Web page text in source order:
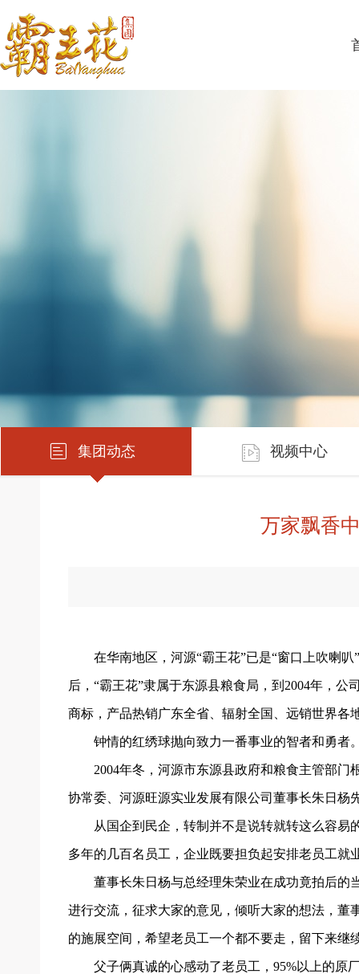
集团动态 视频中心
万家飘香
在华南地区，河源“霸王花”已是“窗口上吹喇
后，“霸王花”隶属于东源县粮食局，到2004年，
商标，产品热销广东全省、辐射全国、远销世界
钟情的红绣球抛向致力一番事业的智者和勇者
2004年冬，河源市东源县政府和粮食主管部
协常委、河源旺源实业发展有限公司董事长朱日杨
从国企到民企，转制并不是说转就转这么容
多年的几百名员工，企业既要担负起安排老员工
董事长朱日杨与总经理朱荣业在成功竟拍后的
进行交流，征求大家的意见，倾听大家的想法，
的施展空间，希望老员工一个都不要走，留下来继
父子俩真诚的心感动了老员工，95%以上的原